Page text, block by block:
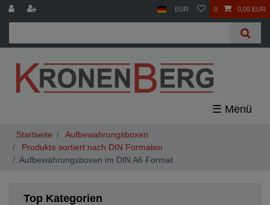
EUR 0 0,00 EUR
☰
Aufbewahrungsboxen
Produkte sortiert nach DIN Formaten
Aufbewahrungsboxen im DIN A6 Format
Top Kategorien